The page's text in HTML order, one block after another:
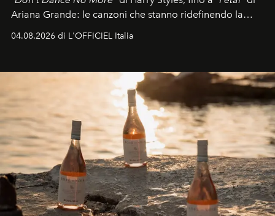
Ariana Grande: le canzoni che stanno ridefinendo la
colonna sonora della stagione.
04.08.2026 di L'OFFICIEL Italia